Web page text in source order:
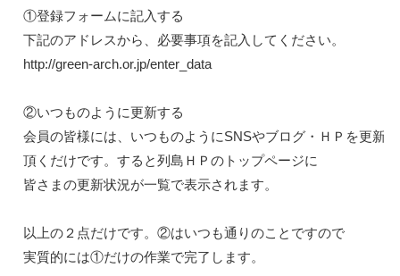
①登録フォームに記入する
http://green-arch.or.jp/enter_data
②いつものように更新する
会員の皆様には、いつものようにSNSやブログ・ＨＰを更新
頂くだけです。すると列島ＨＰのトップページに
皆さまの更新状況が一覧で表示されます。
以上の２点だけです。②はいつも通りのことですので
実質的には①だけの作業で完了します。